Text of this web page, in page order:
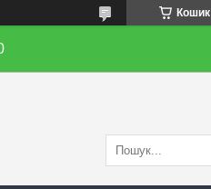
Кошик